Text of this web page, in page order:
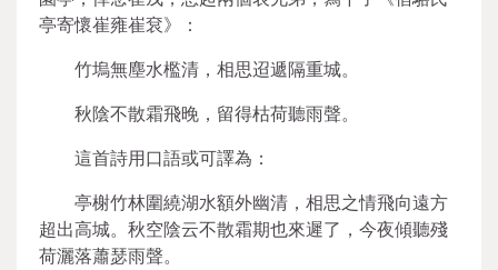
亭寄懷崔雍崔袞》：
竹塢無塵水檻清，相思迢遞隔重城。
秋陰不散霜飛晚，留得枯荷聽雨聲。
這首詩用口語或可譯為：
亭榭竹林圍繞湖水額外幽清，相思之情飛向遠方
超出高城。秋空陰云不散霜期也來遲了，今夜傾聽殘
荷灑落蕭瑟雨聲。